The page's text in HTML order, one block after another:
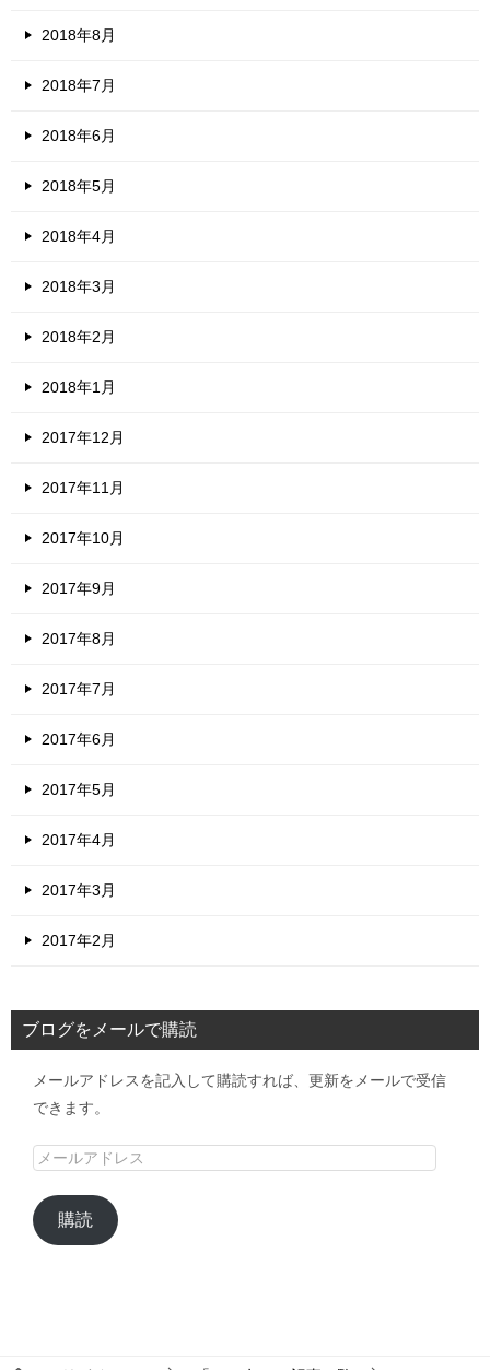
2018年8月
2018年7月
2018年6月
2018年5月
2018年4月
2018年3月
2018年2月
2018年1月
2017年12月
2017年11月
2017年10月
2017年9月
2017年8月
2017年7月
2017年6月
2017年5月
2017年4月
2017年3月
2017年2月
ブログをメールで購読
メールアドレスを記入して購読すれば、更新をメールで受信
できます。
メ
ル
ア
購読